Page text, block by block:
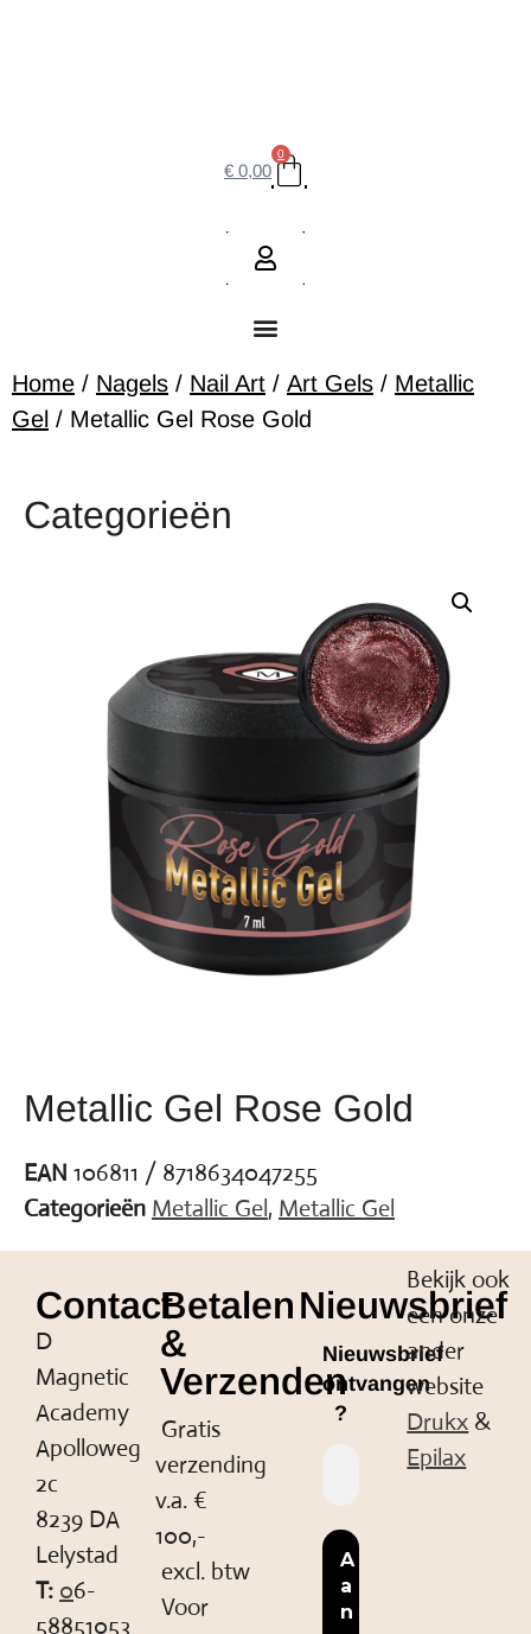
€ 0,00
0
Home / Nagels / Nail Art / Art Gels / Metallic
Gel / Metallic Gel Rose Gold
Categorieën
Metallic Gel Rose Gold
EAN 106811 / 8718634047255
Categorieën Metallic Gel, Metallic Gel
Contact
D
Magnetic
Academy
Apolloweg
2c
8239 DA
Lelystad
T: 06-
58851053
Betalen
&
Verzenden
Gratis
verzending
v.a. €
100,-
excl. btw
Voor
Nieuwsbrief
Nieuwsbrief
ontvangen
?
Bekijk ook
een onze
ander
website
Drukx &
Epilax